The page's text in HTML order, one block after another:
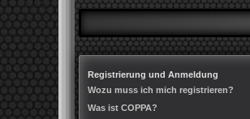
Registrierung und Anmeldung
Wozu muss ich mich registrieren?
Was ist COPPA?